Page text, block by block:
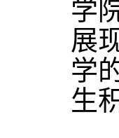
学
展
学
生